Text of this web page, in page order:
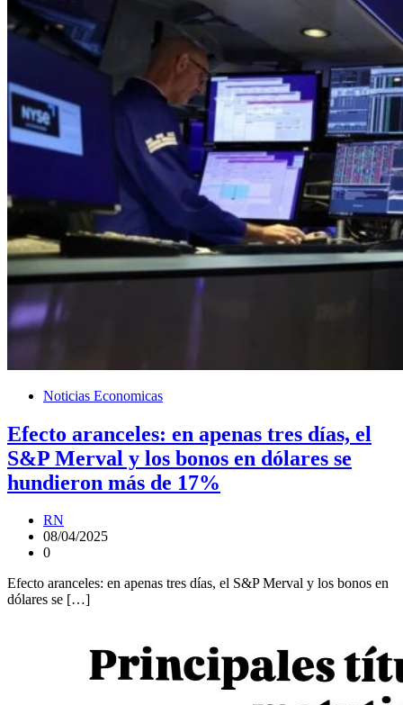
Noticias Economicas
Efecto aranceles: en apenas tres días, el
S&P Merval y los bonos en dólares se
hundieron más de 17%
RN
08/04/2025
0
Efecto aranceles: en apenas tres días, el S&P Merval y los bonos en
dólares se […]